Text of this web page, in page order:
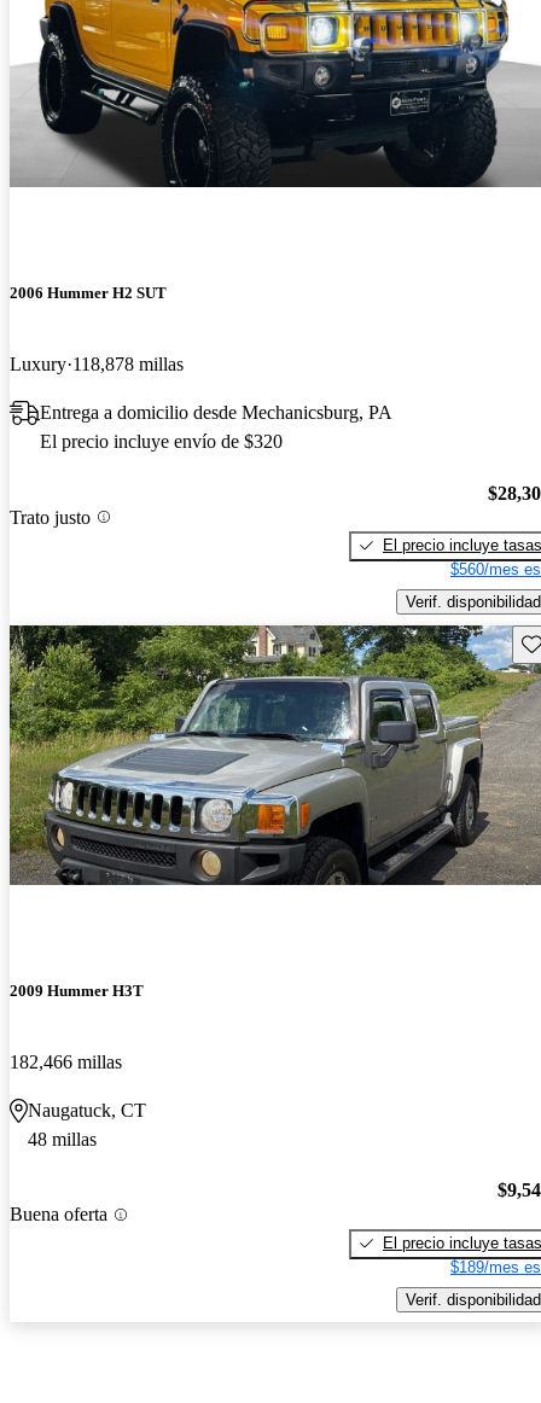
2006 Hummer H2 SUT
Luxury 118,878 millas
Entrega a domicilio desde Mechanicsburg, PA
El precio incluye envío de $320
Trato justo
El precio incluye tasas
$560/mes
Verif. disponibilidad
2009 Hummer H3T
182,466 millas
Naugatuck, CT
48 millas
Buena oferta
El precio incluye tasas
$189/mes
Verif. disponibilidad